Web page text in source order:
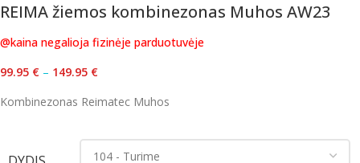
REIMA žiemos kombinezonas Muhos AW23
@kaina negalioja fizinėje parduotuvėje
99.95 € – 149.95 €
Kombinezonas Reimatec Muhos